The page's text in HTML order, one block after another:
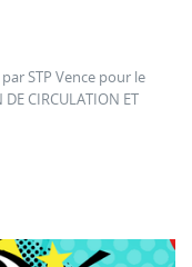
STP Vence pour le
CIRCULATION ET